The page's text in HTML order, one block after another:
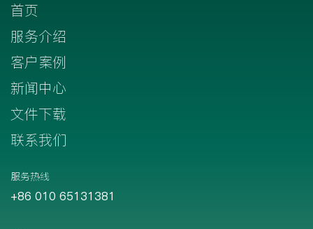
首页
服务介绍
客户案例
新闻中心
文件下载
联系我们
服务热线
+86 010 65131381